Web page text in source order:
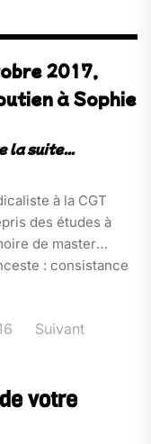
2017,
à Sophie
à la CGT
des études à
de master
: consistance
elle est l’objet
Suivant
votre